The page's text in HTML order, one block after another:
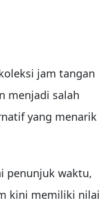
jam tangan
menjadi salah
yang menarik
penunjuk waktu,
kini memiliki nilai